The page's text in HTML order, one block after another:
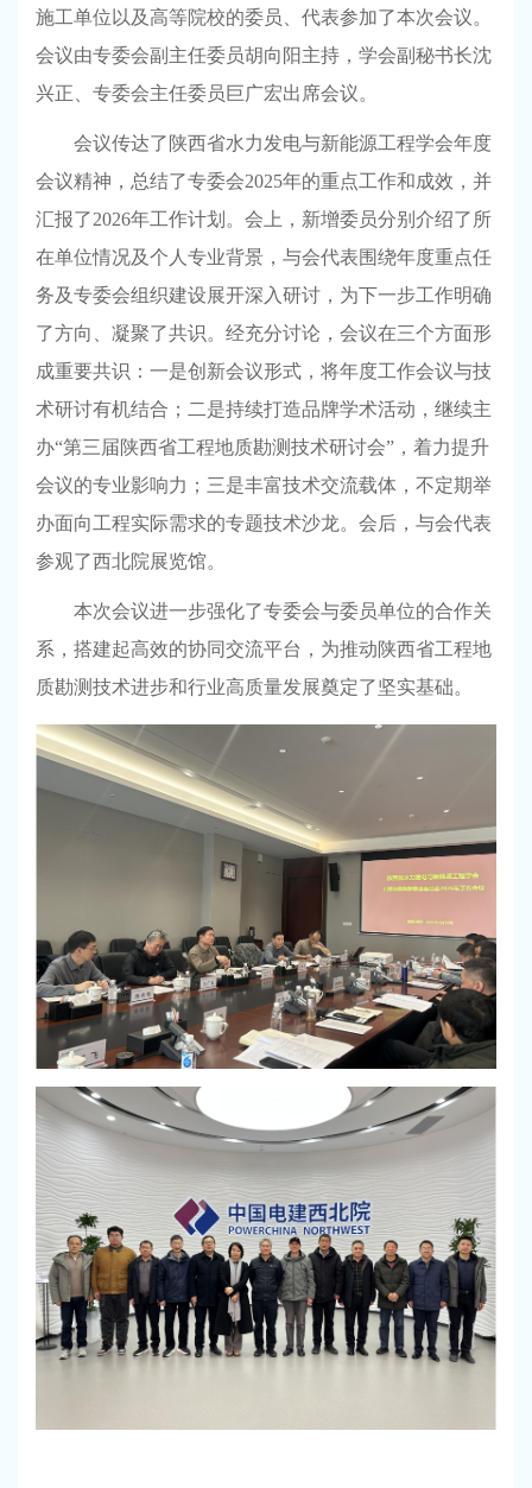
施工单位以及高等院校的委员、代表参加了本次会议。
会议由专委会副主任委员胡向阳主持，学会副秘书长沈
兴正、专委会主任委员巨广宏出席会议。
会议传达了陕西省水力发电与新能源工程学会年度
会议精神，总结了专委会2025年的重点工作和成效，并
汇报了2026年工作计划。会上，新增委员分别介绍了所
在单位情况及个人专业背景，与会代表围绕年度重点任
务及专委会组织建设展开深入研讨，为下一步工作明确
了方向、凝聚了共识。经充分讨论，会议在三个方面形
成重要共识：一是创新会议形式，将年度工作会议与技
术研讨有机结合；二是持续打造品牌学术活动，继续主
办“第三届陕西省工程地质勘测技术研讨会”，着力提升
会议的专业影响力；三是丰富技术交流载体，不定期举
办面向工程实际需求的专题技术沙龙。会后，与会代表
参观了西北院展览馆。
本次会议进一步强化了专委会与委员单位的合作关
系，搭建起高效的协同交流平台，为推动陕西省工程地
质勘测技术进步和行业高质量发展奠定了坚实基础。